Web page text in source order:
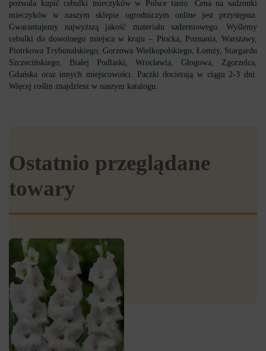
pozwala kupić cebulki mieczyków w Polsce tanio. Cena na sadzonki
mieczyków w naszym sklepie ogrodniczym online jest przystępna.
Gwarantujemy najwyższą jakość materiału sadzeniowego. Wyślemy
cebulki do dowolnego miejsca w kraju – Płocka, Poznania, Warszawy,
Piotrkowa Trybunalskiego, Gorzowa Wielkopolskiego, Łomży, Stargardu
Szczecińskiego, Białej Podlaski, Wrocławia, Głogowa, Zgorzelca,
Gdańska oraz innych miejscowości. Paczki docierają w ciągu 2-3 dni.
Więcej roślin znajdziesz w naszym katalogu.
Ostatnio przeglądane
towary